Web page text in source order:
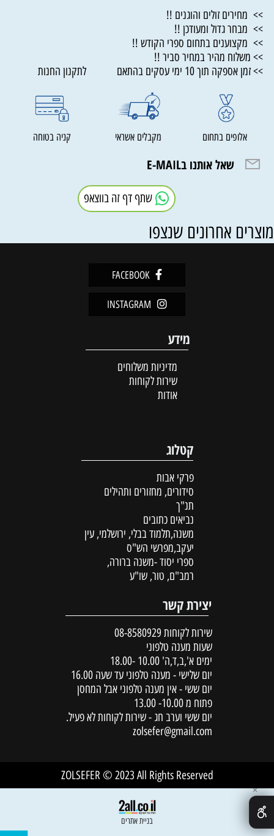
>> מחירים זולים והוגנים !!
>> מבחר גדול ומעודכן !!
>> מקצוענים בתחום ספרי הקודש !!
>> משלוח מהיר במחיר סביר !!
>> זמן אספקה תוך 10 ימי עסקים בהתאם לתקנון החנות
אלופים בתחום מקבלים אשראי קניה בטוחה
שאל אותנו בE-MAIL
שתף דף זה בווצאפ
אחרונים שנצפו
FACEBOOK
INSTAGRAM
מידע
מדיניות משלוחים
שירות לקוחות
אודות
קטלוג
פרקי אבות
סידורים, מחזורים ותהילים
תנ"ך
נביאים כתובים
משנה,תלמוד בבלי, ירושלמי, עין
יעקב,מפרשי הש"ס
ספרי יסוד -משנה ברורה,
רמב"ם, טור, שו"ע
יצירת קשר
שירות לקוחות 08-8580929
שעות מענה טלפוני
ימים א',ב,ד,ה' 10.00 -18.00
יום שלישי - מענה טלפוני עד שעה 16.00
יום ששי - אין מענה טלפוני אבל המחסן
פתוח מ 10.00- 13.00
יום ששי וערב חג - שירות לקוחות לא פעיל.
zolsefer@gmail.com
ZOLSEFER © 2023 All Rights Reserved
בניית אתרים
✕